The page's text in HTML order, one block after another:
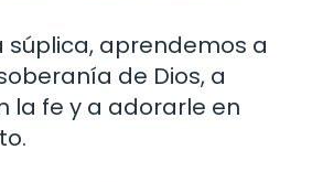
súplica, aprendemos a
de Dios, a
la fe y a adorarle en